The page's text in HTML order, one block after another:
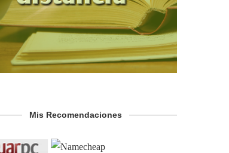
Mis Recomendaciones